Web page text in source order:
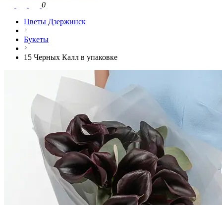
0
Цветы Дзержинск
Букеты
15 Черных Калл в упаковке